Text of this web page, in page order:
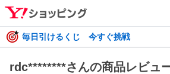
毎日引けるくじ 今すぐ挑戦
rdc********さんの商品レビュ